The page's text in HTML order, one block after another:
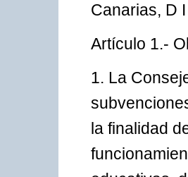
Canarias, D
Artículo 1.-
1. La
la finalidad